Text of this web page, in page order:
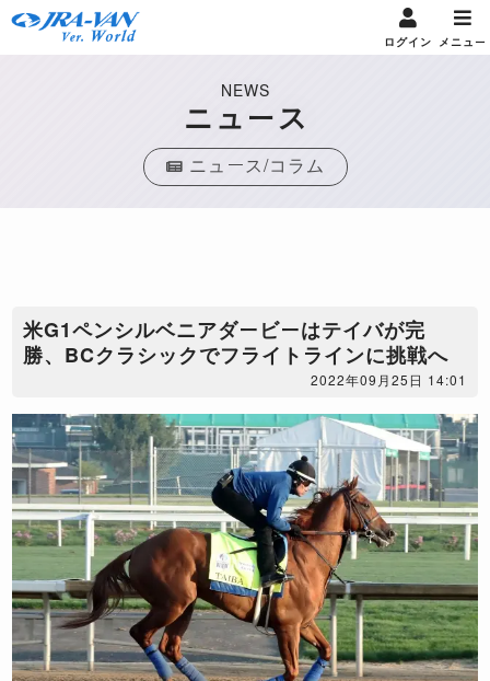
ログイン メニュー
NEWS
ニュース
ニュース/コラム
米G1ペンシルベニアダービーはテイバが完
勝、BCクラシックでフライトラインに挑戦へ
2022年09月25日 14:01